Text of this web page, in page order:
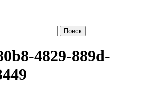
4829-889d-